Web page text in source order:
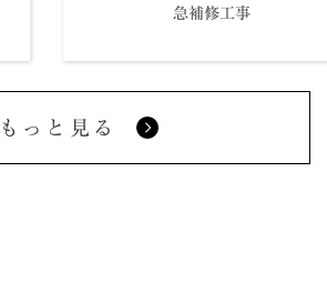
急補修工事
もっと見る